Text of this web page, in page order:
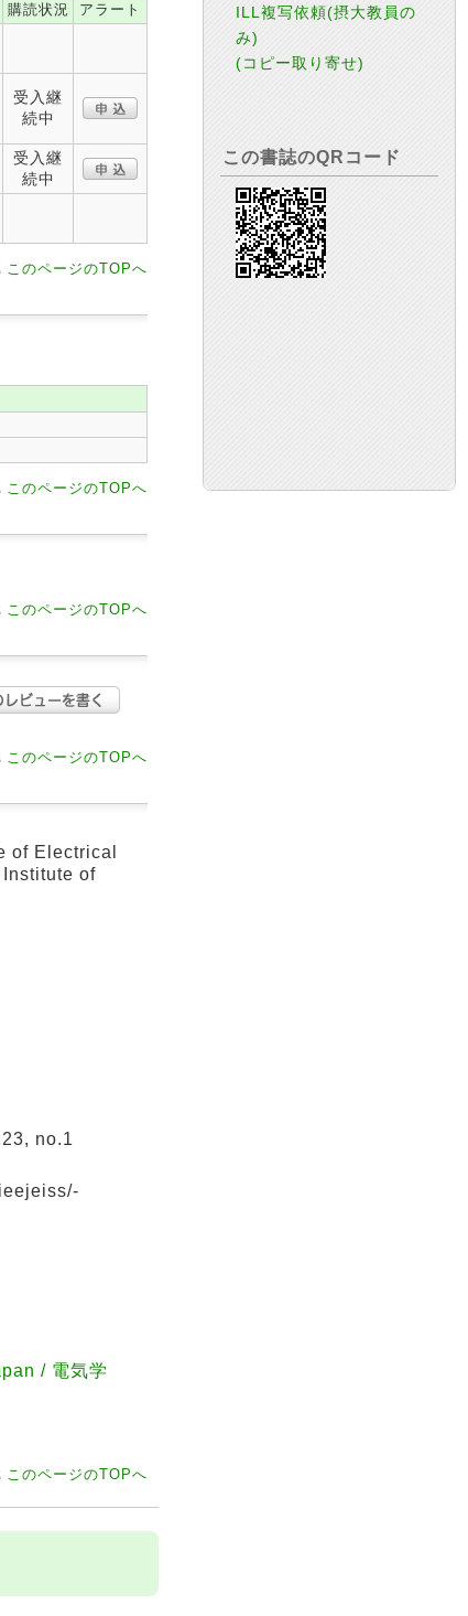
購読状況 アラート
受入継
続中
受入継
続中
このページのTOPへ
このページのTOPへ
このページのTOPへ
このページのTOPへ
of Electrical
of
no.1
/ 電気学
このページのTOPへ
ILL複写依頼(摂大教員の
み)
(コピー取り寄せ)
この書誌のQRコード